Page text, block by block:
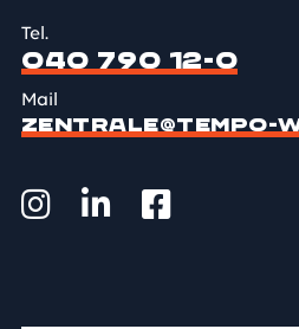
Tel.
040 790 12-0
Mail
ZENTRALE@TEMPO-